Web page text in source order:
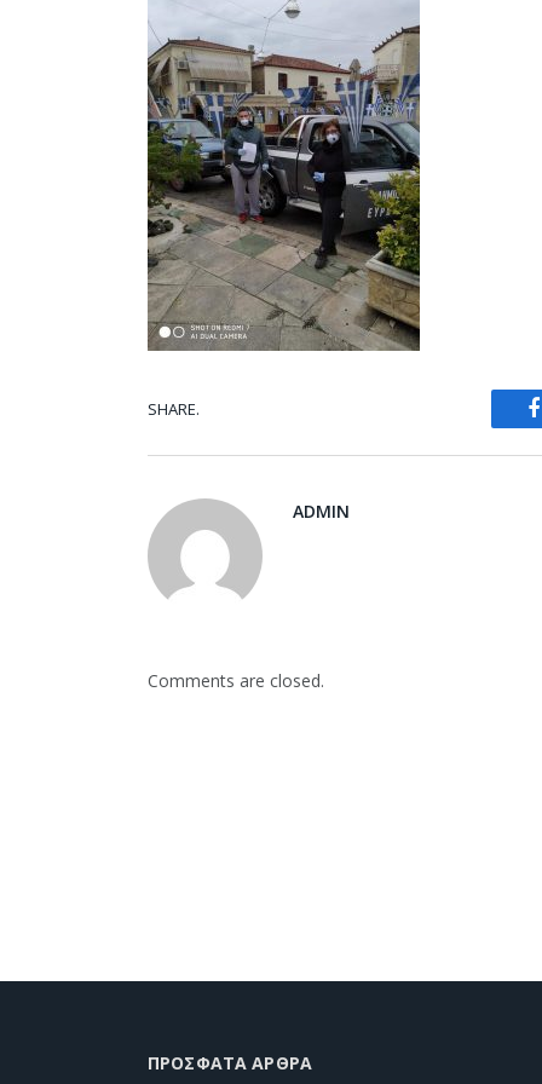
SHARE.
ADMIN
Comments are closed.
ΠΡΌΣΦΑΤΑ ΆΡΘΡΑ